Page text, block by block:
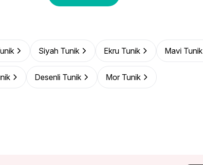
Siyah Tunik Ekru Tunik Mavi Tunik
Desenli Tunik Mor Tunik